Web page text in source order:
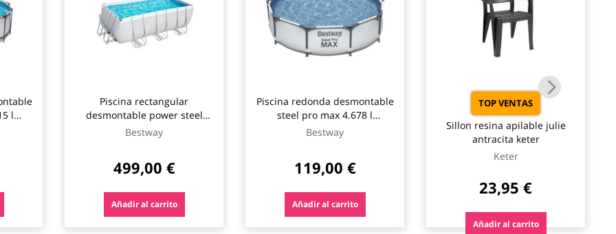
l
ii
Piscina rectangular
desmontable power steel
8.124 l depuradora cartucho
tipo ii 412x201x122cm
Bestway
499,00 €
Añadir al carrito
Piscina redonda desmontable
steel pro max 4.678 l
depuradora cartucho tipo i
ø305x76cm bestway
Bestway
119,00 €
Añadir al carrito
TOP VENTAS
Sillon resina apilable julie
antracita keter
Keter
23,95 €
Añadir al carrito